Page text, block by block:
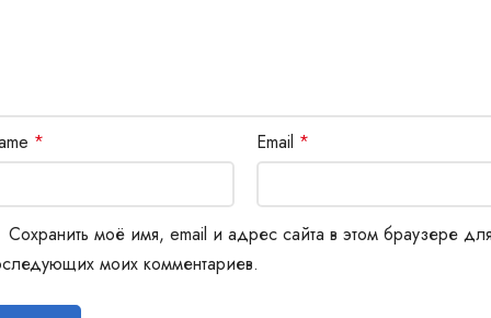
* Email *
Сохранить моё имя, email и адрес сайта в этом браузере
моих комментариев.